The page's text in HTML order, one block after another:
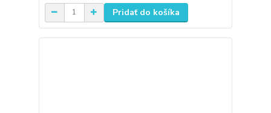
Pridať do košíka